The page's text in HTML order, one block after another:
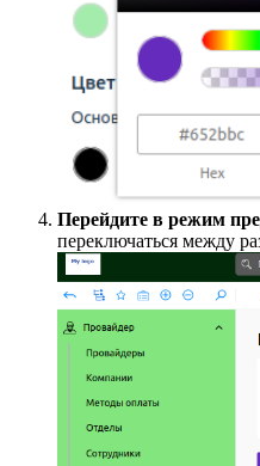
Перейдите в режим
переключаться между